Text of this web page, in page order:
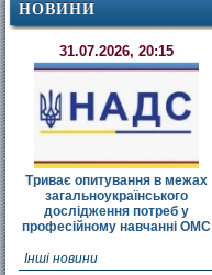
НОВИНИ
31.07.2026, 20:15
Триває опитування в межах
загальноукраїнського
дослідження потреб у
професійному навчанні ОМС
Інші новини